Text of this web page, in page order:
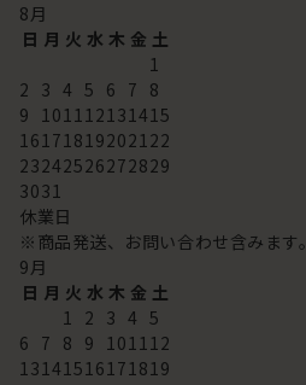
8月
日 月 火 水 木 金 土
1
2 3 4 5 6 7 8
9 101112131415
16171819202122
23242526272829
3031
休業日
※商品発送、お問い合わせ含みます。
9月
日 月 火 水 木 金 土
1 2 3 4 5
6 7 8 9 101112
13141516171819